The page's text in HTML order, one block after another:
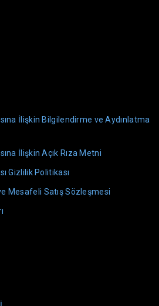
İlişkin Bilgilendirme ve Aydınlatma
İlişkin Açık Rıza Metni
Gizlilik Politikası
Mesafeli Satış Sözleşmesi